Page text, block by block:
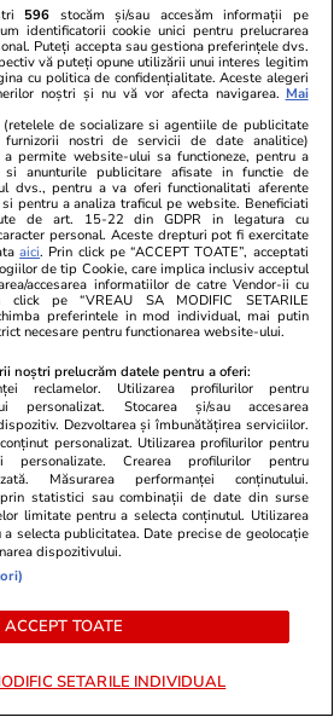
13:38
pentru
părinți
13:33
prima
gunoi
„Dacă el
08:30
Bruxelles
596 stocăm și/sau accesăm informații pe
identificatorii cookie unici pentru prelucrarea
Puteți accepta sau gestiona preferințele dvs.
vă puteți opune utilizării unui interes legitim
cu politica de confidențialitate. Aceste alegeri
noștri și nu vă vor afecta navigarea. Mai
de socializare si agentiile de publicitate
furnizorii nostri de servicii de date analitice)
permite website-ului sa functioneze, pentru a
si anunturile publicitare afisate in functie de
dvs., pentru a va oferi functionalitati aferente
pentru a analiza traficul pe website. Beneficiati
de art. 15-22 din GDPR in legatura cu
personal. Aceste drepturi pot fi exercitate
aici. Prin click pe “ACCEPT TOATE”, acceptati
de tip Cookie, care implica inclusiv acceptul
accesarea informatiilor de catre Vendor-ii cu
click pe “VREAU SA MODIFIC SETARILE
preferintele in mod individual, mai putin
necesare pentru functionarea website-ului.
noștri prelucrăm datele pentru a oferi:
reclamelor. Utilizarea profilurilor pentru
personalizat. Stocarea și/sau accesarea
Dezvoltarea și îmbunătățirea serviciilor.
personalizat. Utilizarea profilurilor pentru
personalizate. Crearea profilurilor pentru
Măsurarea performanței conținutului.
statistici sau combinații de date din surse
limitate pentru a selecta conținutul. Utilizarea
selecta publicitatea. Date precise de geolocație
dispozitivului.
ACCEPT TOATE
SETARILE INDIVIDUAL